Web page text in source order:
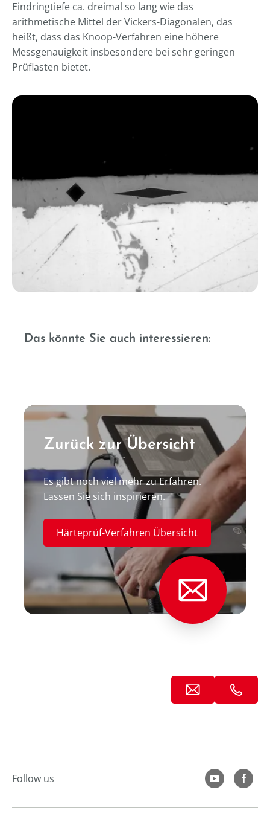
----
----
----
--
Eindringtiefe ca. dreimal so lang wie das
arithmetische Mittel der Vickers-Diagonalen, das
heißt, dass das Knoop-Verfahren eine höhere
Messgenauigkeit insbesondere bei sehr geringen
Prüflasten bietet.
Das könnte Sie auch interessieren:
Vickers Härtewert dar?
Kunststoffprüfung
Kohlenstoffprüfung
Zurück zur Übersicht
Es gibt noch viel mehr zu Erfahren.
Lassen Sie sich inspirieren.
Härteprüf-Verfahren Übersicht
Follow us